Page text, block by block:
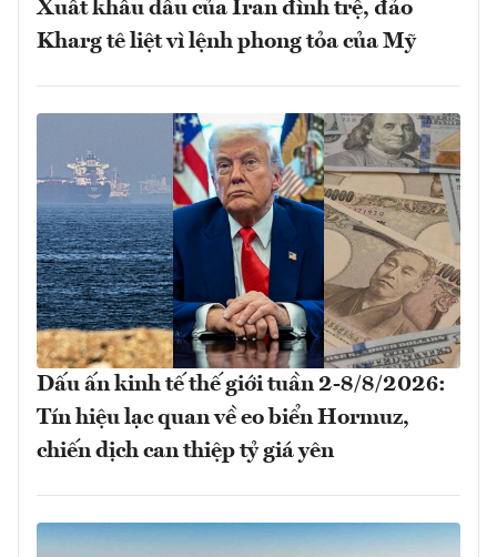
Xuất khẩu dầu của Iran đình trệ, đảo
Kharg tê liệt vì lệnh phong tỏa của Mỹ
Dấu ấn kinh tế thế giới tuần 2-8/8/2026:
Tín hiệu lạc quan về eo biển Hormuz,
chiến dịch can thiệp tỷ giá yên